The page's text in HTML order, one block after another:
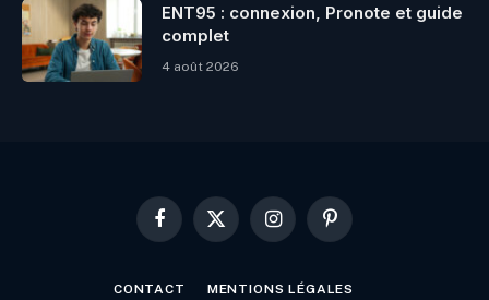
ENT95 : connexion, Pronote et guide
complet
4 août 2026
Facebook
X
InstagramPinterest
CONTACT MENTIONS LÉGALES